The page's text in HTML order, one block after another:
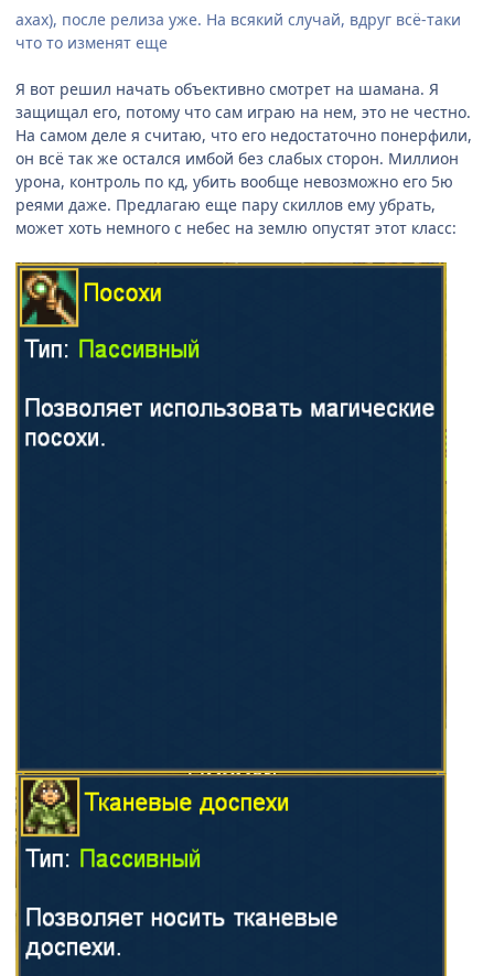
ахах), после релиза уже. На всякий случай, вдруг всё-таки
что то изменят еще
Я вот решил начать объективно смотрет на шамана. Я
защищал его, потому что сам играю на нем, это не честно.
На самом деле я считаю, что его недостаточно понерфили,
он всё так же остался имбой без слабых сторон. Миллион
урона, контроль по кд, убить вообще невозможно его 5ю
реями даже. Предлагаю еще пару скиллов ему убрать,
может хоть немного с небес на землю опустят этот класс: